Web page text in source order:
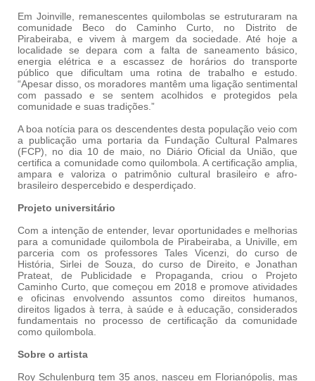
Em Joinville, remanescentes quilombolas se estruturaram na
comunidade Beco do Caminho Curto, no Distrito de
Pirabeiraba, e vivem à margem da sociedade. Até hoje a
localidade se depara com a falta de saneamento básico,
energia elétrica e a escassez de horários do transporte
público que dificultam uma rotina de trabalho e estudo.
“Apesar disso, os moradores mantêm uma ligação sentimental
com passado e se sentem acolhidos e protegidos pela
comunidade e suas tradições.”
A boa notícia para os descendentes desta população veio com
a publicação uma portaria da Fundação Cultural Palmares
(FCP), no dia 10 de maio, no Diário Oficial da União, que
certifica a comunidade como quilombola. A certificação amplia,
ampara e valoriza o patrimônio cultural brasileiro e afro-
brasileiro despercebido e desperdiçado.
Projeto universitário
Com a intenção de entender, levar oportunidades e melhorias
para a comunidade quilombola de Pirabeiraba, a Univille, em
parceria com os professores Tales Vicenzi, do curso de
História, Sirlei de Souza, do curso de Direito, e Jonathan
Prateat, de Publicidade e Propaganda, criou o Projeto
Caminho Curto, que começou em 2018 e promove atividades
e oficinas envolvendo assuntos como direitos humanos,
direitos ligados à terra, à saúde e à educação, considerados
fundamentais no processo de certificação da comunidade
como quilombola.
Sobre o artista
Roy Schulenburg tem 35 anos, nasceu em Florianópolis, mas